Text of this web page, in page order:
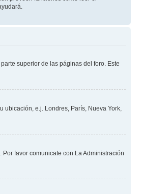
superior de las páginas del foro. Este
ubicación, e.j. Londres, París, Nueva York,
favor comunicate con La Administración